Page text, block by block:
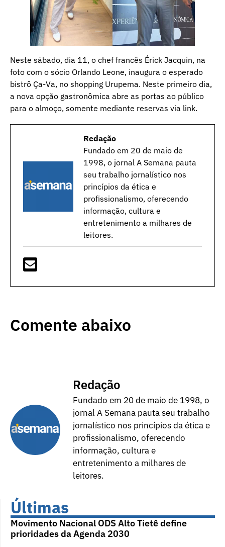
Neste sábado, dia 11, o chef francês Érick Jacquin, na
foto com o sócio Orlando Leone, inaugura o esperado
bistrô Ça-Va, no shopping Urupema. Neste primeiro dia,
a nova opção gastronômica abre as portas ao público
para o almoço, somente mediante reservas via link.
Redação
Fundado em 20 de maio de
1998, o jornal A Semana pauta
seu trabalho jornalístico nos
princípios da ética e
profissionalismo, oferecendo
informação, cultura e
entretenimento a milhares de
leitores.
Comente abaixo
Redação
Fundado em 20 de maio de 1998, o
jornal A Semana pauta seu trabalho
jornalístico nos princípios da ética e
profissionalismo, oferecendo
informação, cultura e
entretenimento a milhares de
leitores.
Últimas
Movimento Nacional ODS Alto Tietê define
prioridades da Agenda 2030